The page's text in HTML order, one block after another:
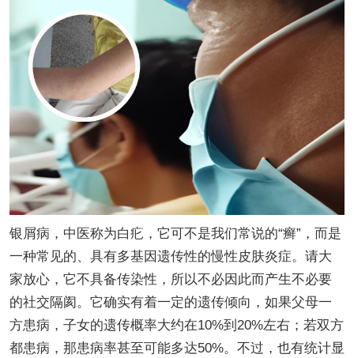
银屑病，中医称为白疕，它可不是我们常说的“癣”，而是
一种常见的、具有多基因遗传性的慢性皮肤炎症。请大
家放心，它不具备传染性，所以不必因此而产生不必要
的社交隔阂。它确实有着一定的遗传倾向，如果父母一
方患病，子女的遗传概率大约在10%到20%左右；若双方
都患病，那患病率甚至可能多达50%。不过，也有统计显